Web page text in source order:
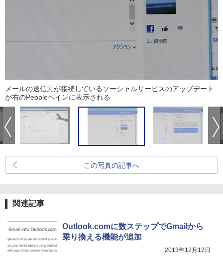
メールの送信元が接続しているソーシャルサービスのアップデート
が右のPeopleペインに表示される
この写真の記事へ
関連記事
Outlook.comに数ステップでGmailから
乗り換える機能が追加
2013年12月12日